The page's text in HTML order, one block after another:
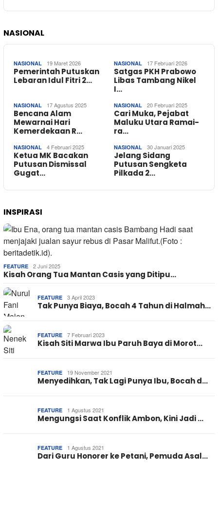
NASIONAL
NASIONAL 19 Maret 2026
Pemerintah Putuskan
Lebaran Idul Fitri 2…
NASIONAL 17 Februari 2026
Satgas PKH Prabowo
Libas Tambang Nikel
I…
NASIONAL 17 Agustus 2025
Bencana Alam
Mewarnai Hari
Kemerdekaan R…
NASIONAL 20 Februari 2025
Cari Muka, Pejabat
Maluku Utara Ramai-
ra…
NASIONAL 4 Februari 2025
Ketua MK Bacakan
Putusan Dismissal
Gugat…
NASIONAL 30 Januari 2025
Jelang Sidang
Putusan Sengketa
Pilkada 2…
INSPIRASI
FEATURE 2 Juni 2025
Kisah Orang Tua Mantan Casis yang Ditipu…
FEATURE 3 April 2023
Tak Punya Biaya, Bocah 4 Tahun di Halmah…
FEATURE 7 Februari 2023
Kisah Siti Marwa Ibu Paruh Baya di Morot…
FEATURE 19 November 2021
Menyedihkan, Tak Lagi Punya Ibu, Bocah d…
FEATURE 1 Agustus 2021
Mengungsi Saat Konflik Ambon, Kini Jadi …
FEATURE 1 Agustus 2021
Dari Guru Honorer ke Petani, Pemuda Asal…